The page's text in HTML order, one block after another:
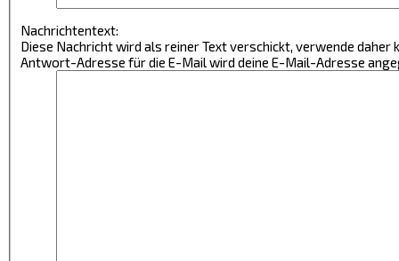
Nachrichtentext:
Diese Nachricht wird als reiner Text verschickt, verwende daher
Antwort-Adresse für die E-Mail wird deine E-Mail-Adresse